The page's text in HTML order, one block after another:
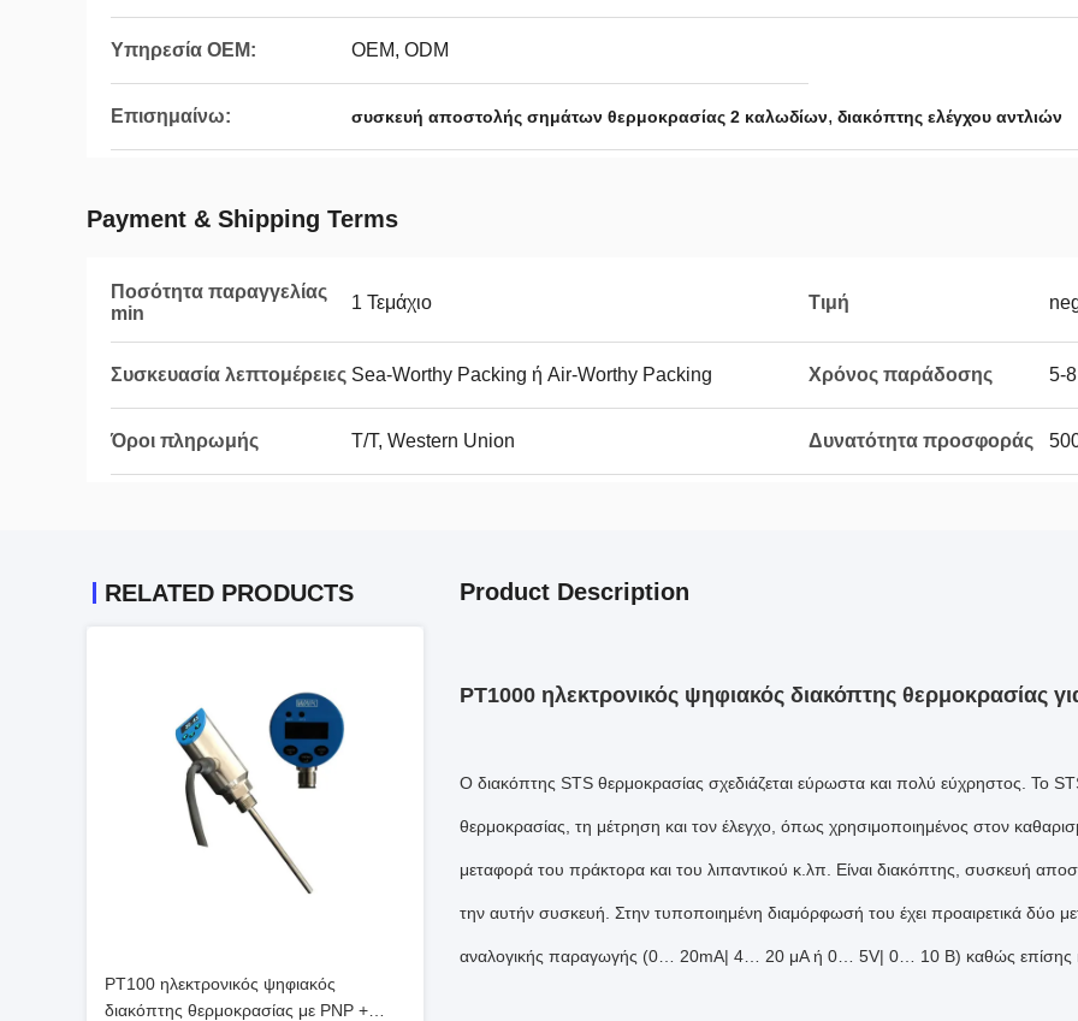
Υπηρεσία OEM: OEM, ODM
Επισημαίνω: συσκευή αποστολής σημάτων θερμοκρασίας 2 καλωδίων, διακόπτης ελέγχου αντλιών
Payment & Shipping Terms
Ποσότητα παραγγελίας
min
1 Τεμάχιο Τιμή
Συσκευασία λεπτομέρειες Sea-Worthy Packing ή Air-Worthy Packing Χρόνος παράδοσης 5-8
Όροι πληρωμής T/T, Western Union Δυνατότητα προσφοράς
RELATED PRODUCTS
PT100 ηλεκτρονικός ψηφιακός
διακόπτης θερμοκρασίας με PNP +
Product Description
PT1000 ηλεκτρονικός ψηφιακός διακόπτης θερμοκρασίας
Ο διακόπτης STS θερμοκρασίας σχεδιάζεται εύρωστα και πολύ εύχρηστος. Το
θερμοκρασίας, τη μέτρηση και τον έλεγχο, όπως χρησιμοποιημένος στον
μεταφορά του πράκτορα και του λιπαντικού κ.λπ. Είναι διακόπτης, συσκευή
την αυτήν συσκευή. Στην τυποποιημένη διαμόρφωσή του έχει προαιρετικά δύο
αναλογικής παραγωγής (0… 20mA| 4… 20 μΑ ή 0… 5V| 0… 10 Β) καθώς επίσης